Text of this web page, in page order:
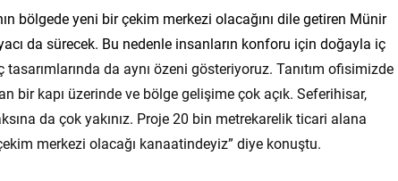
bölgede yeni bir çekim merkezi olacağını dile getiren Münir
da sürecek. Bu nedenle insanların konforu için doğayla iç
da aynı özeni gösteriyoruz. Tanıtım ofisimizde
bir kapı üzerinde ve bölge gelişime çok açık. Seferihisar,
da çok yakınız. Proje 20 bin metrekarelik ticari alana
merkezi olacağı kanaatindeyiz” diye konuştu.